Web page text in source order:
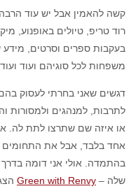
קשה להאמין אבל יש עוד הרבה
רוד טריפ, טיולים באופנוע,
בעקבות ספרים וסרטים, מידע
משפחות לכל סוגיהם ועוד ועוד.
דגשים שאני בחרתי לעסוק
לתרבות, למנהגים ולמסורות
או איזה שם שתרצו לתת לה.
אחד בלבד, אבל את
בהתמדה. אולי אני דומה
שלה – Green with Renvy